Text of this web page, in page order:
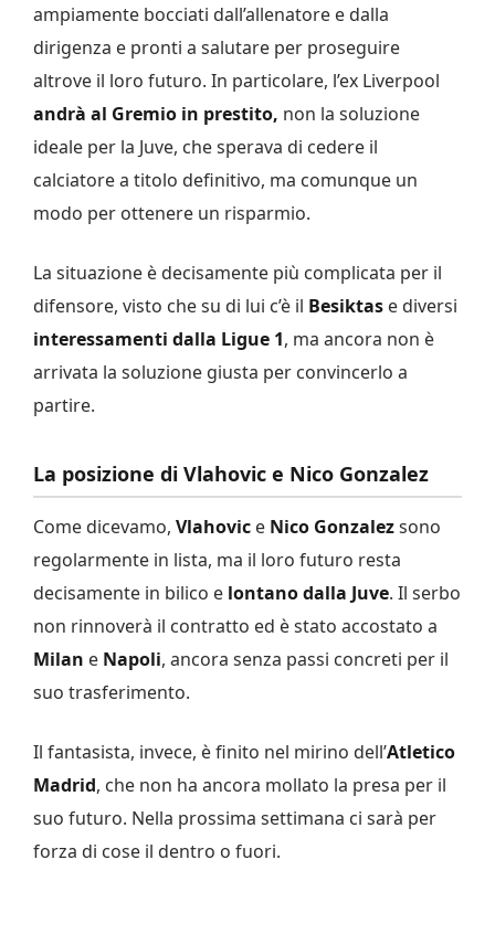
ampiamente bocciati dall’allenatore e dalla
dirigenza e pronti a salutare per proseguire
altrove il loro futuro. In particolare, l’ex Liverpool
andrà al Gremio in prestito, non la soluzione
ideale per la Juve, che sperava di cedere il
calciatore a titolo definitivo, ma comunque un
modo per ottenere un risparmio.
La situazione è decisamente più complicata per il
difensore, visto che su di lui c’è il Besiktas e diversi
interessamenti dalla Ligue 1, ma ancora non è
arrivata la soluzione giusta per convincerlo a
partire.
La posizione di Vlahovic e Nico Gonzalez
Come dicevamo, Vlahovic e Nico Gonzalezsono
regolarmente in lista, ma il loro futuro resta
decisamente in bilico e lontano dalla Juve. Il serbo
non rinnoverà il contratto ed è stato accostato a
Milan e Napoli, ancora senza passi concreti per il
suo trasferimento.
Il fantasista, invece, è finito nel mirino dell’Atletico
Madrid, che non ha ancora mollato la presa per il
suo futuro. Nella prossima settimana ci sarà per
forza di cose il dentro o fuori.